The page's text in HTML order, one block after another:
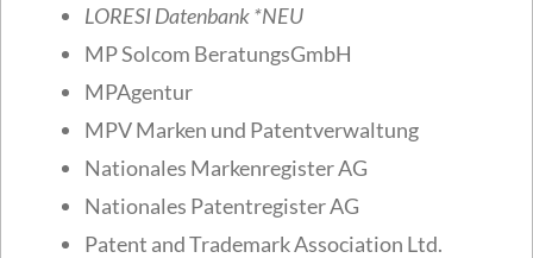
LORESI Datenbank*NEU
MP Solcom BeratungsGmbH
MPAgentur
MPV Marken und Patentverwaltung
Nationales Markenregister AG
Nationales Patentregister AG
Patent and Trademark Association Ltd.